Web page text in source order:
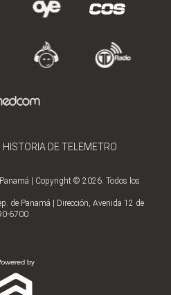
HISTORIA DE TELEMETRO
| Copyright © 2026. Todos los
de Panamá | Dirección, Avenida 12 de
6700